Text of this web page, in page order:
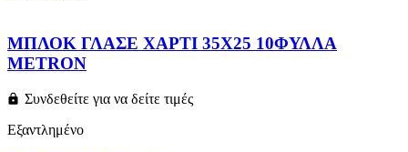
ΜΠΛΟΚ ΓΛΑΣΕ ΧΑΡΤΙ 35Χ25 10ΦΥΛΛΑ
METRON
Συνδεθείτε για να δείτε τιμές
Εξαντλημένο